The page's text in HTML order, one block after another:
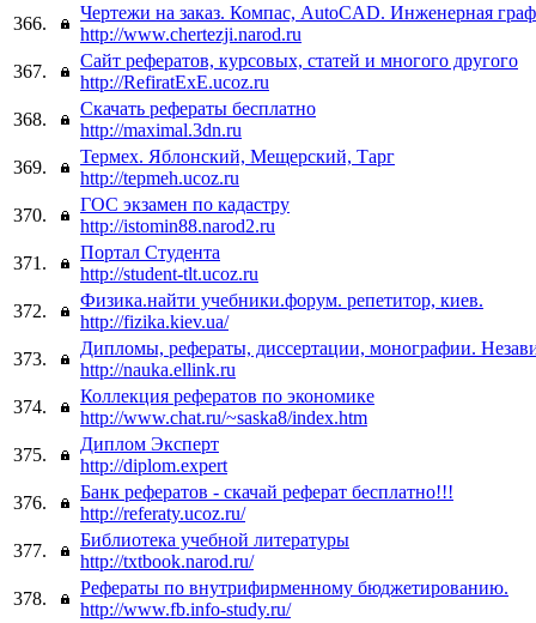
366.
Чертежи на заказ. Компас, AutoCAD. Инженерная
http://www.chertezji.narod.ru
367.
Сайт рефератов, курсовых, статей и многого другого
http://RefiratExE.ucoz.ru
368.
Скачать рефераты бесплатно
http://maximal.3dn.ru
369.
Термех. Яблонский, Мещерский, Тарг
http://tepmeh.ucoz.ru
370.
ГОС экзамен по кадастру
http://istomin88.narod2.ru
371.
Портал Студента
http://student-tlt.ucoz.ru
372.
Физика.найти учебники.форум. репетитор, киев.
http://fizika.kiev.ua/
373.
Дипломы, рефераты, диссертации, монографии.
http://nauka.ellink.ru
374.
Коллекция рефератов по экономике
http://www.chat.ru/~saska8/index.htm
375.
Диплом Эксперт
http://diplom.expert
376.
Банк рефератов - скачай реферат бесплатно!!!
http://referaty.ucoz.ru/
377.
Библиотека учебной литературы
http://txtbook.narod.ru/
378.
Рефераты по внутрифирменному бюджетированию.
http://www.fb.info-study.ru/